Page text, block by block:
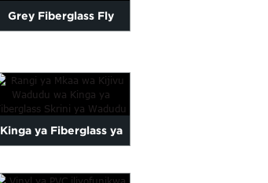
Grey Fiberglass Fly
Mos...
Kinga ya Fiberglass ya